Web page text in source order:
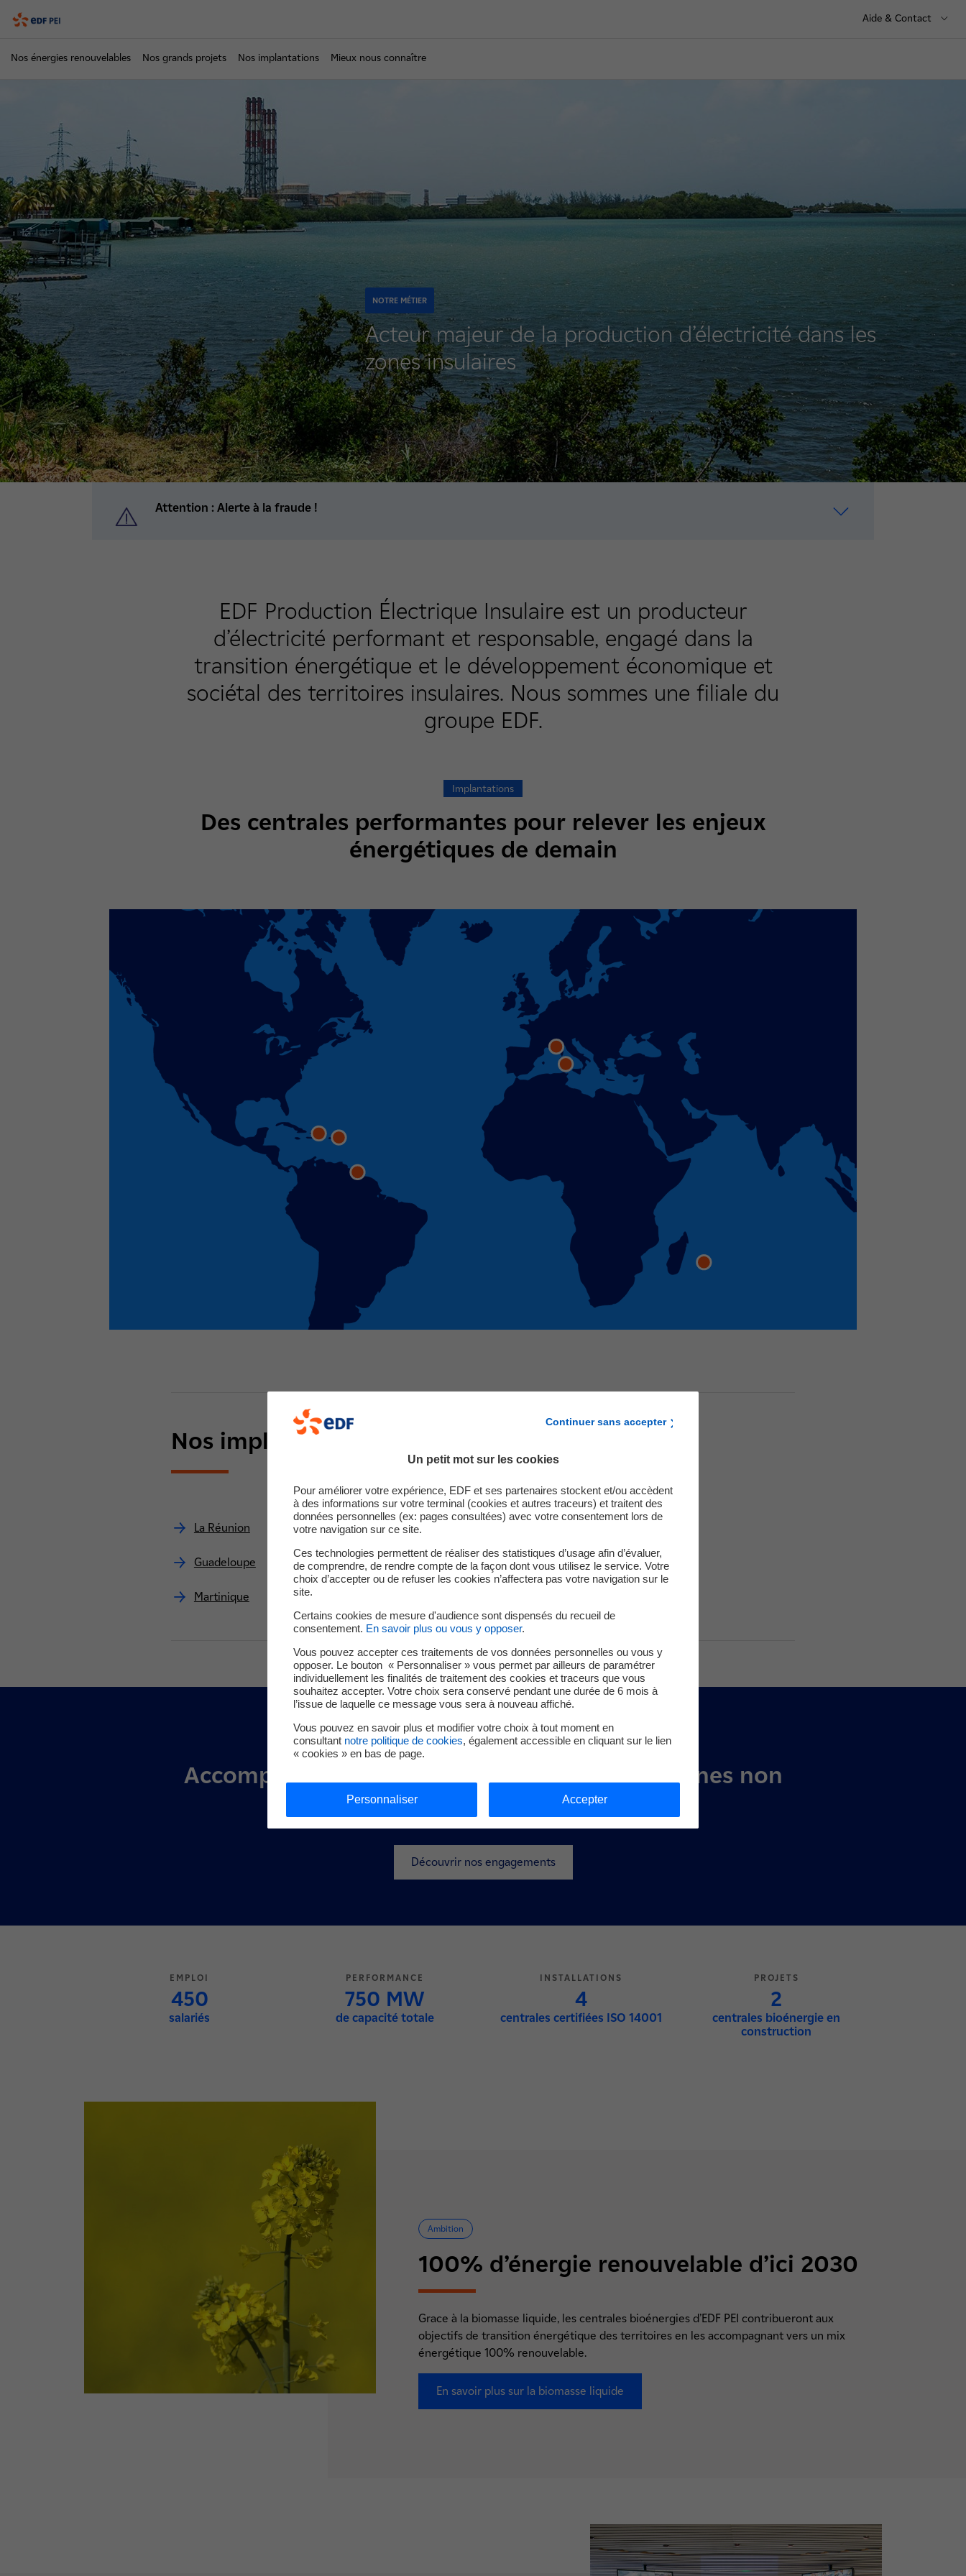
Aide & Contact
Nos énergies renouvelables Nos grands projets Nos implantations Mieux nous connaître
NOTRE MÉTIER
Acteur majeur de la production d’électricité dans les
zones insulaires
Attention : Alerte à la fraude !
EDF Production Électrique Insulaire est un producteur
d’électricité performant et responsable, engagé dans la
transition énergétique et le développement économique et
sociétal des territoires insulaires. Nous sommes une filiale du
groupe EDF.
Des centrales performantes pour relever les enjeux
énergétiques de demain
Implantations
Nos implantations
La Réunion
Guadeloupe Corse-du-Sud
Martinique
Accompagner la transition énergétique des zones non
interconnectées
Ambition
Découvrir nos engagements
EMPLOI
450
salariés
PERFORMANCE
750 MW
de capacité totale
INSTALLATIONS
4
centrales certifiées ISO 14001
PROJETS
2
centrales bioénergie en
construction
Ambition
100% d’énergie renouvelable d’ici 2030
Grace à la biomasse liquide, les centrales bioénergies d’EDF PEI contribueront aux
objectifs de transition énergétique des territoires en les accompagnant vers un mix
énergétique 100% renouvelable.
En savoir plus sur la biomasse liquide
Continuer sans accepter
Un petit mot sur les cookies
Pour améliorer votre expérience, EDF et ses partenaires stockent et/ou accèdent
à des informations sur votre terminal (cookies et autres traceurs) et traitent des
données personnelles (ex: pages consultées) avec votre consentement lors de
votre navigation sur ce site.
Ces technologies permettent de réaliser des statistiques d’usage afin d’évaluer,
de comprendre, de rendre compte de la façon dont vous utilisez le service. Votre
choix d’accepter ou de refuser les cookies n’affectera pas votre navigation sur le
site.
Certains cookies de mesure d'audience sont dispensés du recueil de
consentement. En savoir plus ou vous y opposer.
Vous pouvez accepter ces traitements de vos données personnelles ou vous y
opposer. Le bouton « Personnaliser » vous permet par ailleurs de paramétrer
individuellement les finalités de traitement des cookies et traceurs que vous
souhaitez accepter. Votre choix sera conservé pendant une durée de 6 mois à
l’issue de laquelle ce message vous sera à nouveau affiché.
Vous pouvez en savoir plus et modifier votre choix à tout moment en
consultant notre politique de cookies, également accessible en cliquant sur le lien
« cookies » en bas de page.
Personnaliser Accepter